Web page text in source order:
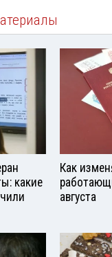
какие
Как
августа